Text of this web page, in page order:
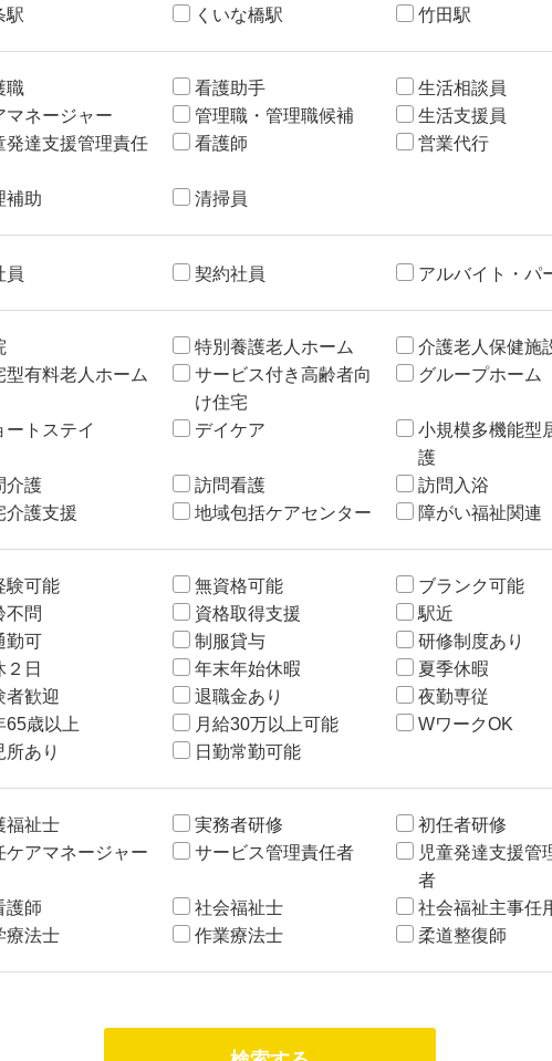
駅
くいな橋駅 竹田駅
職 看護助手 生活相談員
マネージャー
管理職・管理職候補 生活支援員
発達支援管理責任
看護師 営業代行
補助 清掃員
員 契約社員 アルバイト・パ
特別養護老人ホーム 介護老人保健施
型有料老人ホーム
サービス付き高齢者向
け住宅
グループホーム
ートステイ デイケア
小規模多機能型
護
介護 訪問看護 訪問入浴
介護支援
地域包括ケアセンター 障がい福祉関連
験可能 無資格可能 ブランク可能
不問
資格取得支援 駅近
勤可
制服貸与 研修制度あり
２日
年末年始休暇 夏季休暇
者歓迎
退職金あり 夜勤専従
65歳以上
月給30万以上可能 WワークOK
所あり
日勤常勤可能
福祉士 実務者研修 初任者研修
ケアマネージャー
サービス管理責任者
児童発達支援管
者
護師 社会福祉士 社会福祉主事任
療法士
作業療法士 柔道整復師